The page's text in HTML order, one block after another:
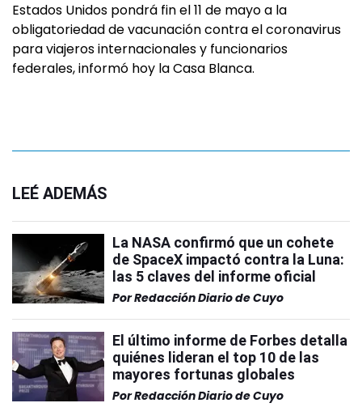
Estados Unidos pondrá fin el 11 de mayo a la
obligatoriedad de vacunación contra el coronavirus
para viajeros internacionales y funcionarios
federales, informó hoy la Casa Blanca.
LEÉ ADEMÁS
La NASA confirmó que un cohete
de SpaceX impactó contra la Luna:
las 5 claves del informe oficial
PorRedacción Diario de Cuyo
El último informe de Forbes detalla
quiénes lideran el top 10 de las
mayores fortunas globales
PorRedacción Diario de Cuyo